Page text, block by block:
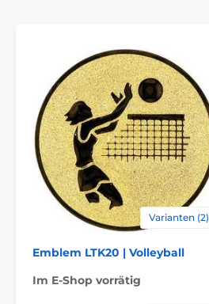
Varianten (2)
Emblem LTK20 | Volleyball
Im E-Shop vorrätig